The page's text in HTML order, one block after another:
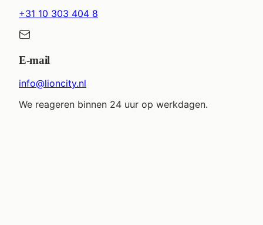
+31 10 303 404 8
E-mail
info@lioncity.nl
We reageren binnen 24 uur op werkdagen.